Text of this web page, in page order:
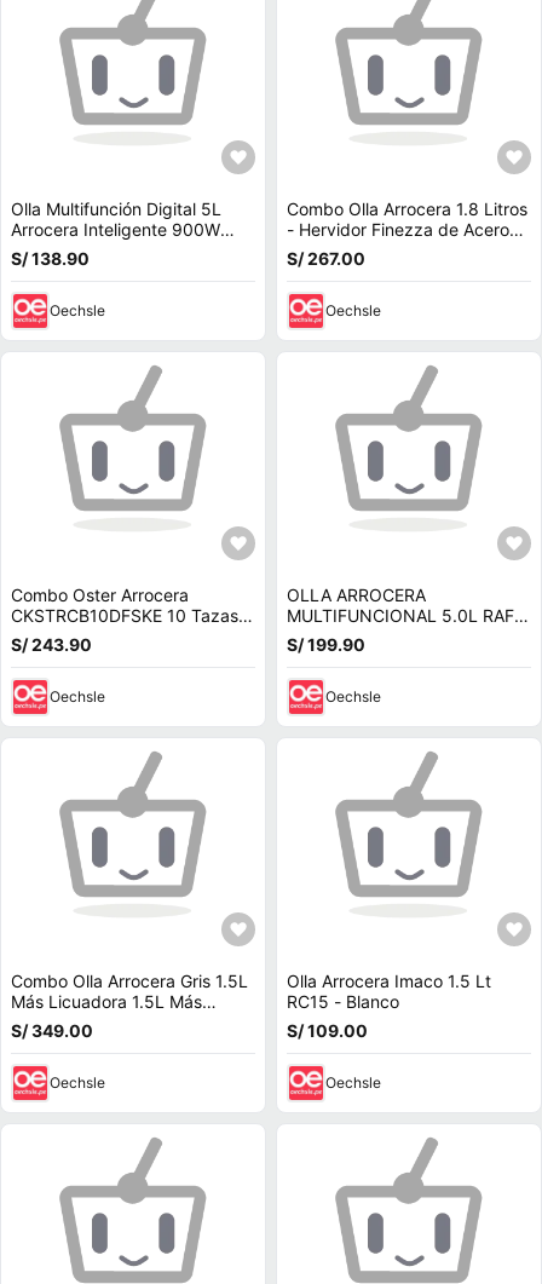
Olla Multifunción Digital 5L
Arrocera Inteligente 900W
Y9106 Acero Inoxidable
S/ 138.90
Oechsle
Combo Olla Arrocera 1.8 Litros
- Hervidor Finezza de Acero
Inoxidable 1.7 Litros
S/ 267.00
Oechsle
Combo Oster Arrocera
CKSTRCB10DFSKE 10 Tazas -
Hervidor 1.7 Litros
S/ 243.90
Oechsle
OLLA ARROCERA
MULTIFUNCIONAL 5.0L RAF
R.178
S/ 199.90
Oechsle
Combo Olla Arrocera Gris 1.5L
Más Licuadora 1.5L Más
Hervidor 1.8 Litros Plata Más
Cafetera 6 T
S/ 349.00
Oechsle
Olla Arrocera Imaco 1.5 Lt
RC15 - Blanco
S/ 109.00
Oechsle